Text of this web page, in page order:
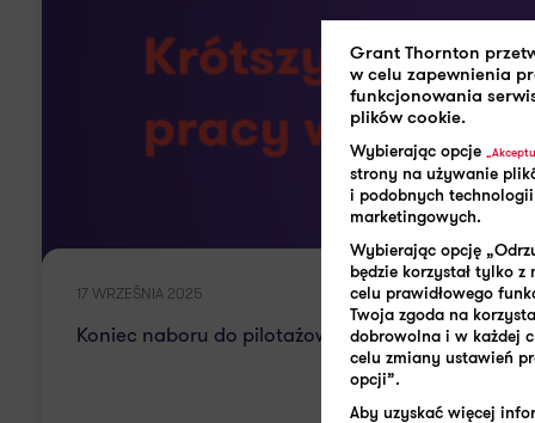
17 WRZEŚNIA 2025
Koniec naboru do pilotażowego programu
Grant Thornton
w celu zapewnienia
funkcjonowania
plików cookie.
Wybierając opcje
strony na używanie
i podobnych
marketingowych.
Wybierając opcję
będzie korzystał tylko
celu prawidłowego
Twoja zgoda na
dobrowolna i w każdej
celu zmiany ustawień
opcji”.
Aby uzyskać więcej